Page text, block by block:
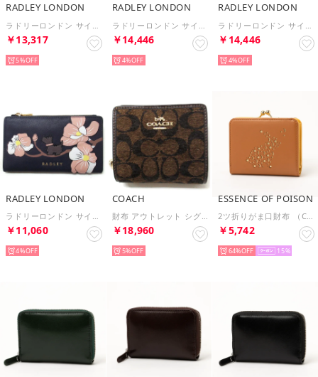
RADLEY LONDON
￥13,317
5%
RADLEY LONDON
￥14,446
4%
RADLEY LONDON
￥14,446
4%
RADLEY LONDON
ラドリーロンドン サイフ 財布 コインケース カードケース スコティッシュテリア （ダークブルー）
￥11,060
4%
COACH
財布 アウトレット シグネチャーシェニール スナップ 二つ折り財布 CCQ32 IMA7U （ブラウン）
￥18,960
5%
ESSENCE OF POISON
2ツ折りがま口財布 （CA）
￥5,742
64% 15